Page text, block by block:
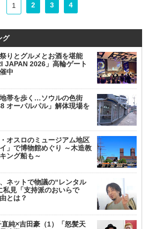
1 2 3 4
グ
りとグルメとお酒を堪能
JAPAN 2026」高輪ゲート
中
帯を歩く…ソウルの色街
オーパルパル」解体現場を
オスロのミュージアム地区
イ」で博物館めぐり ～木造教
ング船も～
ネットで物議の“レンタル
私見「支持派のおいらで
とは？
純×吉田豪（1）「怒髪天